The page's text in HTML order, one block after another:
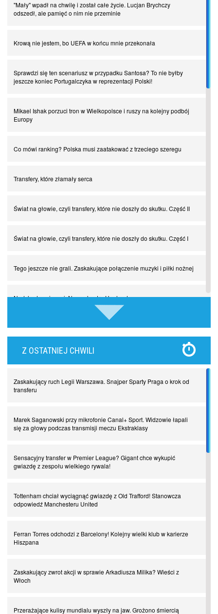
"Mały" wpadł na chwilę i został całe życie. Lucjan Brychczy
odszedł, ale pamięć o nim nie przeminie
Krową nie jestem, bo UEFA w końcu mnie przekonała
Sprawdzi się ten scenariusz w przypadku Santosa? To nie byłby
jeszcze koniec Portugalczyka w reprezentacji Polski!
Mikael Ishak porzuci tron w Wielkopolsce i ruszy na kolejny podbój
Europy
Co mówi ranking? Polska musi zaatakować z trzeciego szeregu
Transfery, które złamały serca
Świat na głowie, czyli transfery, które nie doszły do skutku. Część II
Świat na głowie, czyli transfery, które nie doszły do skutku. Część I
Tego jeszcze nie grali. Zaskakujące połączenie muzyki i piłki nożnej
Nadchodzą giganci. Nunez kontra Haaland
Lewandowski kontra Bayern. Czy wilk będzie syty, a owca cała?
Piłkarz z numerem 47. Phil Foden i inne przypadki
Spadkowicze z Serie A. Komu powiemy ciao?
Powrót do Ekstraklasy. Kolejny sen Miedzi Legnica
Chłopak z pizzerii. Kim był zmarły Mino Raiola?
drużynę?
Z OSTATNIEJ CHWILI
Zaskakujący ruch Legii Warszawa. Snajper Sparty Praga o krok od
transferu
Marek Saganowski przy mikrofonie Canal+ Sport. Widzowie łapali
się za głowy podczas transmisji meczu Ekstraklasy
Sensacyjny transfer w Premier League? Gigant chce wykupić
gwiazdę z zespołu wielkiego rywala!
Tottenham chciał wyciągnąć gwiazdę z Old Trafford! Stanowcza
odpowiedź Manchesteru United
Ferran Torres odchodzi z Barcelony! Kolejny wielki klub w karierze
Hiszpana
Zaskakujący zwrot akcji w sprawie Arkadiusza Milika? Wieści z
Włoch
Przerażające kulisy mundialu wyszły na jaw. Grożono śmiercią